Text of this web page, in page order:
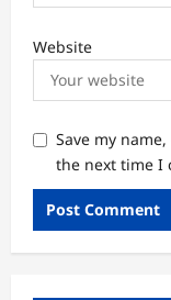
Website
Save my
the next time I